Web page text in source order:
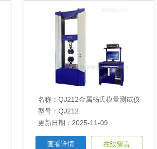
名称： QJ212金属杨氏模量测试仪
型号：QJ212
更新日期：2025-11-09
查看详情 在线留言